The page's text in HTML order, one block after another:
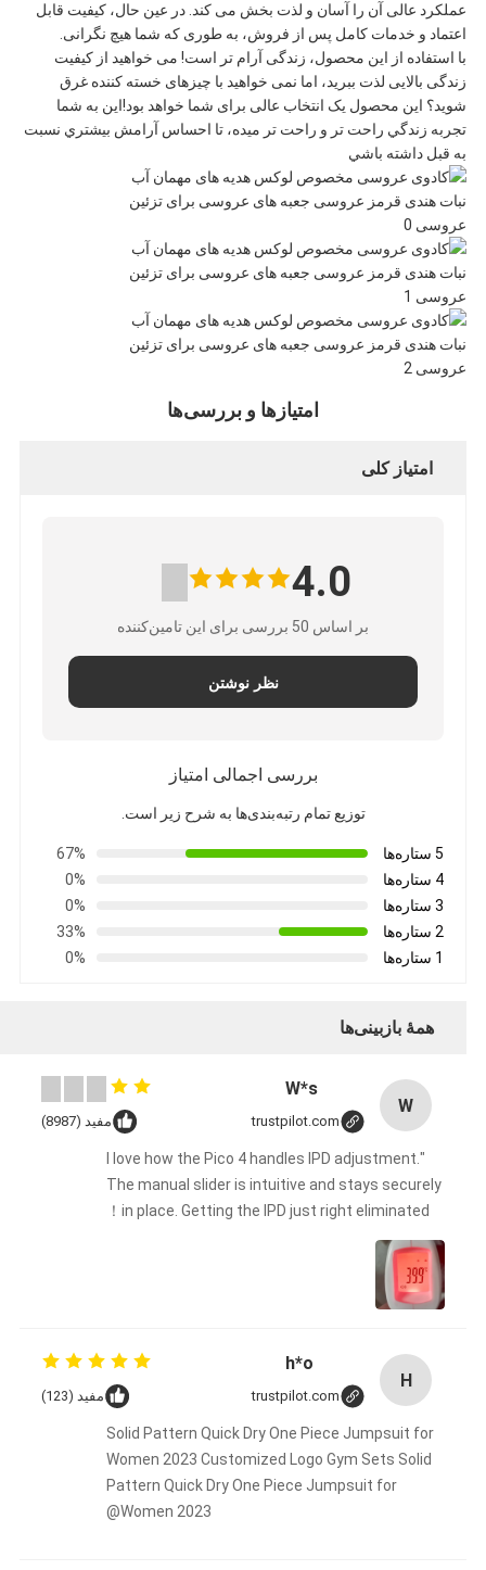
حریم
خصوصی
عملکرد عالی آن را آسان و لذت بخش می کند. در عین حال، کیفیت قابل
اعتماد و خدمات کامل پس از فروش، به طوری که شما هیچ نگرانی.
با استفاده از این محصول، زندگی آرام تر است! می خواهید از کیفیت
زندگی بالایی لذت ببرید، اما نمی خواهید با چیزهای خسته کننده غرق
شوید؟ این محصول یک انتخاب عالی برای شما خواهد بود!اين به شما
تجربه زندگي راحت تر و راحت تر ميده، تا احساس آرامش بيشتري نسبت
به قبل داشته باشي
امتیازها و بررسی‌ها
امتیاز کلی
4.0
بر اساس 50 بررسی برای این تامین‌کننده
نظر نوشتن
بررسی اجمالی امتیاز
توزیع تمام رتبه‌بندی‌ها به شرح زیر است.
5 ستاره‌ها
67%
4 ستاره‌ها
0%
3 ستاره‌ها
0%
2 ستاره‌ها
33%
1 ستاره‌ها
0%
همهٔ بازبینی‌ها
W
W*s
trustpilot.com مفید (8987)
"I love how the Pico 4 handles IPD adjustment.
The manual slider is intuitive and stays securely
in place. Getting the IPD just right eliminated！
H
h*o
trustpilot.com مفید (123)
Solid Pattern Quick Dry One Piece Jumpsuit for
Women 2023 Customized Logo Gym Sets Solid
Pattern Quick Dry One Piece Jumpsuit for
Women 2023@